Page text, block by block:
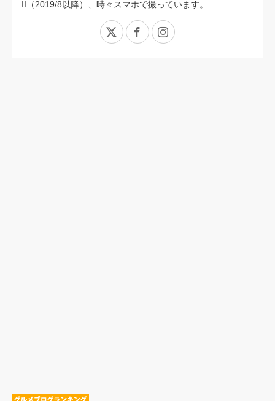
II（2019/8以降）、時々スマホで撮っています。
X FacebookInstagram